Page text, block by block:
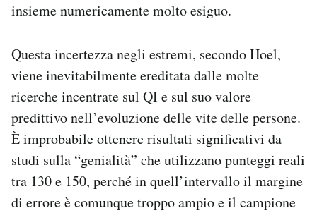
insieme numericamente molto esiguo.
Questa incertezza negli estremi, secondo Hoel,
viene inevitabilmente ereditata dalle molte
ricerche incentrate sul QI e sul suo valore
predittivo nell’evoluzione delle vite delle persone.
È improbabile ottenere risultati significativi da
studi sulla “genialità” che utilizzano punteggi reali
tra 130 e 150, perché in quell’intervallo il margine
di errore è comunque troppo ampio e il campione